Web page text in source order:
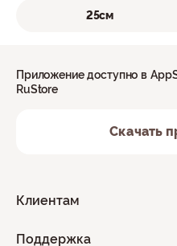
25см
Клиентам
Поддержка
Приложение доступно в
RuStore
Скачать